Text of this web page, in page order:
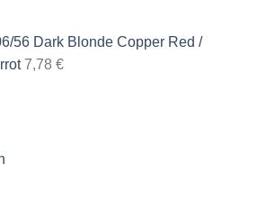
56 Dark Blonde Copper Red /
7,78 €